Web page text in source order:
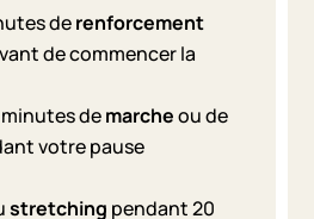
derenforcement
de commencer la
demarcheou de
votre pause
stretching pendant 20